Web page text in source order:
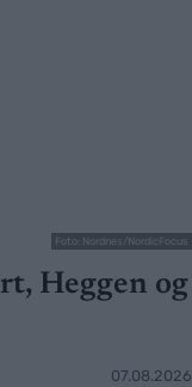
Foto: Nordnes/NordicFocus
Heggen og
07.08.2026